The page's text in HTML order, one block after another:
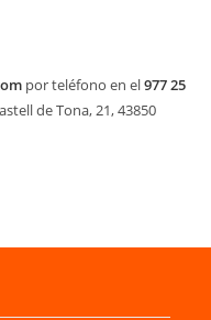
por teléfono en el977 25
de Tona, 21, 43850